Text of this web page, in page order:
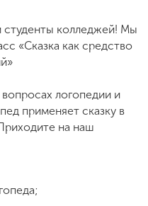
студенты колледжей! Мы
«Сказка как средство
логопедии и
применяет сказку в
на наш